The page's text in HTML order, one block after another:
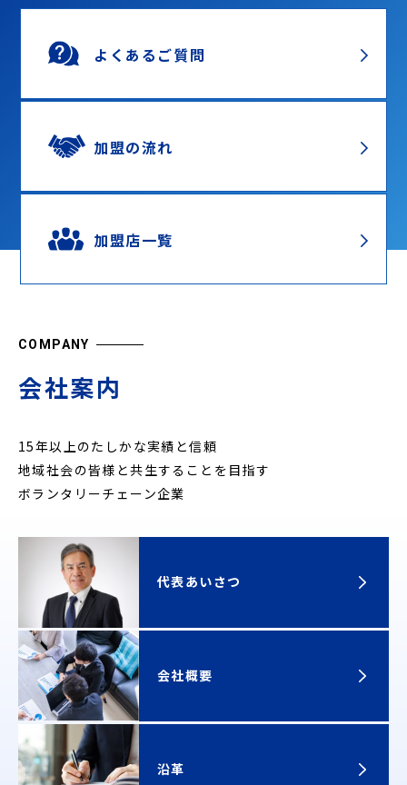
よくあるご質問
加盟の流れ
加盟店一覧
COMPANY
会社案内
15年以上のたしかな実績と信頼
地域社会の皆様と共生することを目指す
ボランタリーチェーン企業
代表あいさつ
会社概要
沿革